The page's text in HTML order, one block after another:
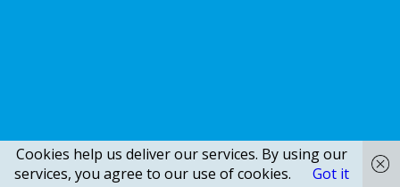
Cookies help us deliver our services. By using our
services, you agree to our use of cookies.
Got it